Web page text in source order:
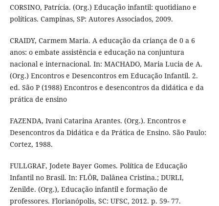
CORSINO, Patrícia. (Org.) Educação infantil: quotidiano e
políticas. Campinas, SP: Autores Associados, 2009.
CRAIDY, Carmem Maria. A educação da criança de 0 a 6
anos: o embate assistência e educação na conjuntura
nacional e internacional. In: MACHADO, Maria Lucia de A.
(Org.) Encontros e Desencontros em Educação Infantil. 2.
ed. São P (1988) Encontros e desencontros da didática e da
prática de ensino
FAZENDA, Ivani Catarina Arantes. (Org.). Encontros e
Desencontros da Didática e da Prática de Ensino. São Paulo:
Cortez, 1988.
FULLGRAF, Jodete Bayer Gomes. Política de Educação
Infantil no Brasil. In: FLÔR, Dalânea Cristina.; DURLI,
Zenilde. (Org.), Educação infantil e formação de
professores. Florianópolis, SC: UFSC, 2012. p. 59- 77.